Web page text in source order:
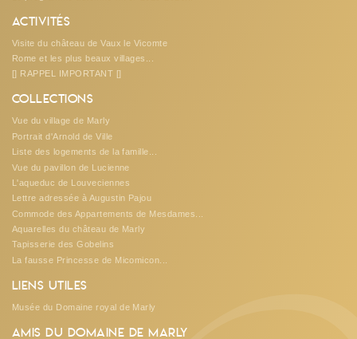
Activités
Visite du château de Vaux le Vicomte
Rome et les plus beaux villages...
[] RAPPEL IMPORTANT []
Collections
Vue du village de Marly
Portrait d'Arnold de Ville
Liste des logements de la famille...
Vue du pavillon de Lucienne
L'aqueduc de Louveciennes
Lettre adressée à Augustin Pajou
Commode des Appartements de Mesdames...
Aquarelles du château de Marly
Tapisserie des Gobelins
La fausse Princesse de Micomicon...
Liens utiles
Musée du Domaine royal de Marly
Amis du Domaine de Marly